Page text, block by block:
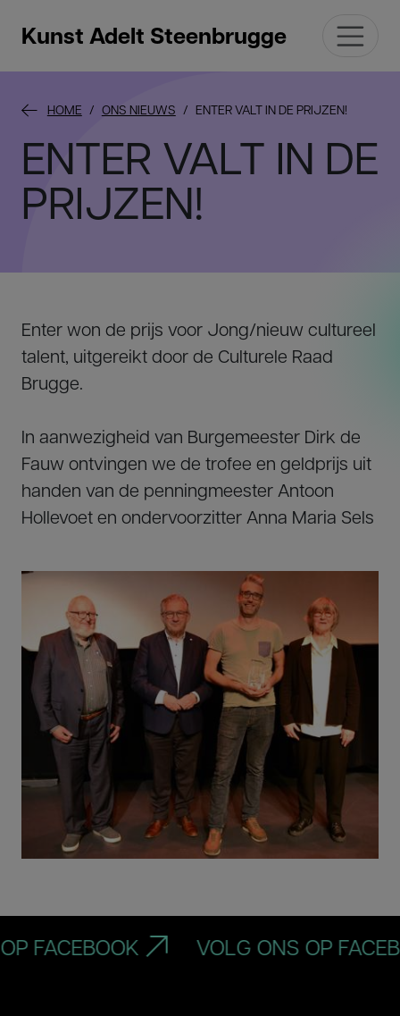
Kunst Adelt Steenbrugge
HOME ONS NIEUWS ENTER VALT IN DE PRIJZEN!
ENTER VALT IN DE
PRIJZEN!
Enter won de prijs voor Jong/nieuw cultureel
talent, uitgereikt door de Culturele Raad
Brugge.
In aanwezigheid van Burgemeester Dirk de
Fauw ontvingen we de trofee en geldprijs uit
handen van de penningmeester Antoon
Hollevoet en ondervoorzitter Anna Maria Sels
VOLG ONS OP